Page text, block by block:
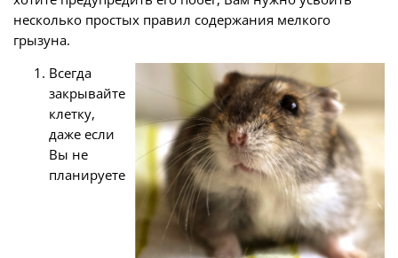
несколько простых правил содержания мелкого
грызуна.
Всегда
закрывайте
клетку,
даже если
Вы не
планируете